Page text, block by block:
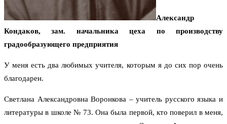
Александр
Кондаков, зам. начальника цеха по производству
градообразующего предприятия
У меня есть два любимых учителя, которым я до сих пор очень
благодарен.
Светлана Александровна Воронкова – учитель русского языка и
литературы в школе № 73. Она была первой, кто поверил в меня,